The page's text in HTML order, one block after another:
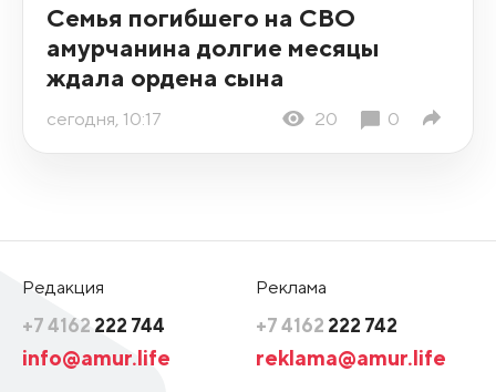
Семья погибшего на СВО
амурчанина долгие месяцы
ждала ордена сына
сегодня, 10:17 20 0
Редакция
+7 4162 222 744
info@amur.life
Реклама
+7 4162 222 742
reklama@amur.life